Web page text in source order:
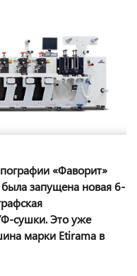
«Фаворит»
запущена новая 6-
сушки. Это уже
марки Etirama в